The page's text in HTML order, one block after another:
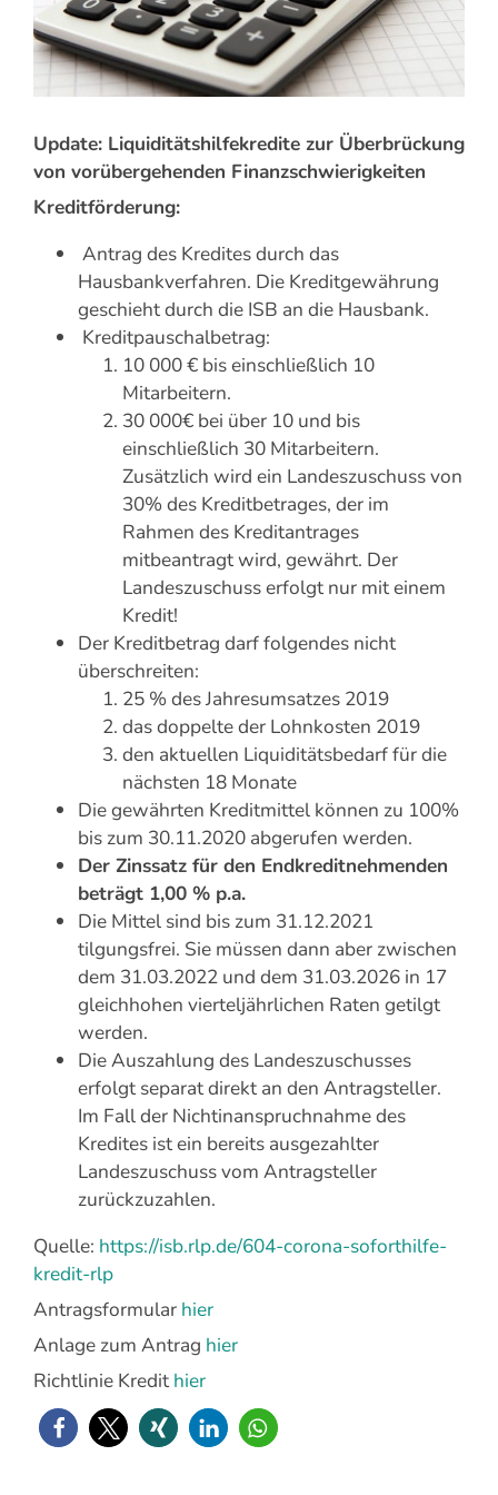
Update: Liquiditätshilfekredite zur Überbrückung
von vorübergehenden Finanzschwierigkeiten
Kreditförderung:
Antrag des Kredites durch das
Hausbankverfahren. Die Kreditgewährung
geschieht durch die ISB an die Hausbank.
Kreditpauschalbetrag:
10 000 € bis einschließlich 10
Mitarbeitern.
30 000€ bei über 10 und bis
einschließlich 30 Mitarbeitern.
Zusätzlich wird ein Landeszuschuss von
30% des Kreditbetrages, der im
Rahmen des Kreditantrages
mitbeantragt wird, gewährt. Der
Landeszuschuss erfolgt nur mit einem
Kredit!
Der Kreditbetrag darf folgendes nicht
überschreiten:
25 % des Jahresumsatzes 2019
das doppelte der Lohnkosten 2019
den aktuellen Liquiditätsbedarf für die
nächsten 18 Monate
Die gewährten Kreditmittel können zu 100%
bis zum 30.11.2020 abgerufen werden.
Der Zinssatz für den Endkreditnehmenden
beträgt 1,00 % p.a.
Die Mittel sind bis zum 31.12.2021
tilgungsfrei. Sie müssen dann aber zwischen
dem 31.03.2022 und dem 31.03.2026 in 17
gleichhohen vierteljährlichen Raten getilgt
werden.
Die Auszahlung des Landeszuschusses
erfolgt separat direkt an den Antragsteller.
Im Fall der Nichtinanspruchnahme des
Kredites ist ein bereits ausgezahlter
Landeszuschuss vom Antragsteller
zurückzuzahlen.
Quelle: https://isb.rlp.de/604-corona-soforthilfe-
kredit-rlp
Antragsformular hier
Anlage zum Antrag hier
Richtlinie Kredit hier